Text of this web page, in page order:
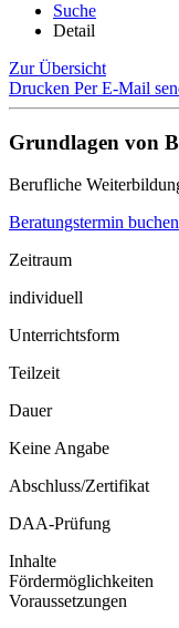
Suche
Detail
Zur Übersicht
Drucken Per E-Mail
Grundlagen von
Berufliche
Beratungstermin buchen
Zeitraum
individuell
Unterrichtsform
Teilzeit
Dauer
Keine Angabe
Abschluss/Zertifikat
DAA-Prüfung
Inhalte
Fördermöglichkeiten
Voraussetzungen